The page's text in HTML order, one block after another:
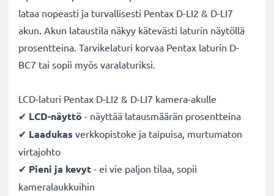
lataa nopeasti ja turvallisesti Pentax D-LI2 & D-LI7
akun. Akun lataustila näkyy kätevästi laturin näytöllä
prosentteina. Tarvikelaturi korvaa Pentax laturin D-
BC7 tai sopii myös varalaturiksi.
LCD-laturi Pentax D-LI2 & D-LI7 kamera-akulle
✔ LCD-näyttö - näyttää latausmäärän prosentteina
✔ Laadukas verkkopistoke ja taipuisa, murtumaton
virtajohto
✔ Pieni ja kevyt - ei vie paljon tilaa, sopii
kameralaukkuihin